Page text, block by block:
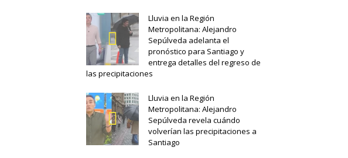
Lluvia en la Región
Metropolitana: Alejandro
Sepúlveda adelanta el
pronóstico para Santiago y
entrega detalles del regreso de
las precipitaciones
Lluvia en la Región
Metropolitana: Alejandro
Sepúlveda revela cuándo
volverían las precipitaciones a
Santiago